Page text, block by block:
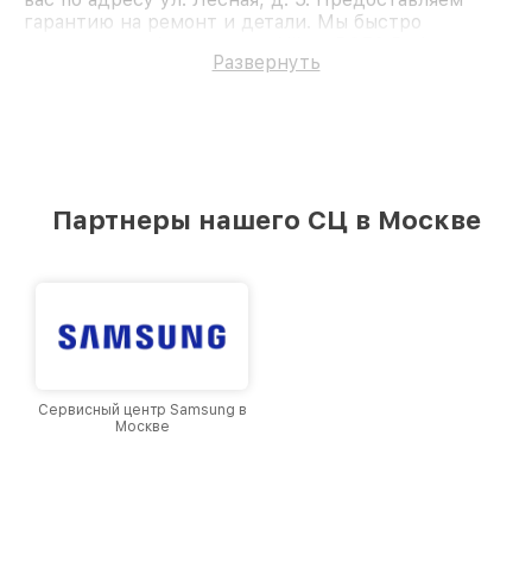
гарантию на ремонт и детали. Мы быстро
Развернуть
Партнеры нашего СЦ в Москве
Сервисный центр Samsung в
Москве